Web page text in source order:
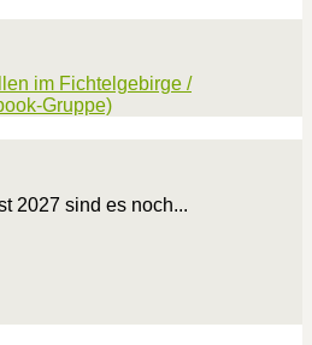
im Fichtelgebirge /
Gruppe)
2027 sind es noch...